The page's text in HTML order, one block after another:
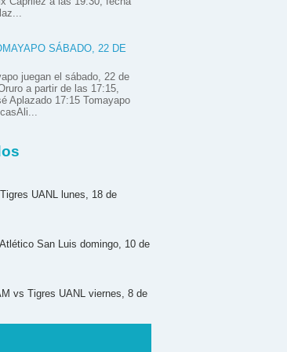
SÁBADO, 22 DE
juegan el sábado, 22 de
a partir de las 17:15,
Aplazado 17:15 Tomayapo
UANL lunes, 18 de
San Luis domingo, 10 de
vs Tigres UANL viernes, 8 de